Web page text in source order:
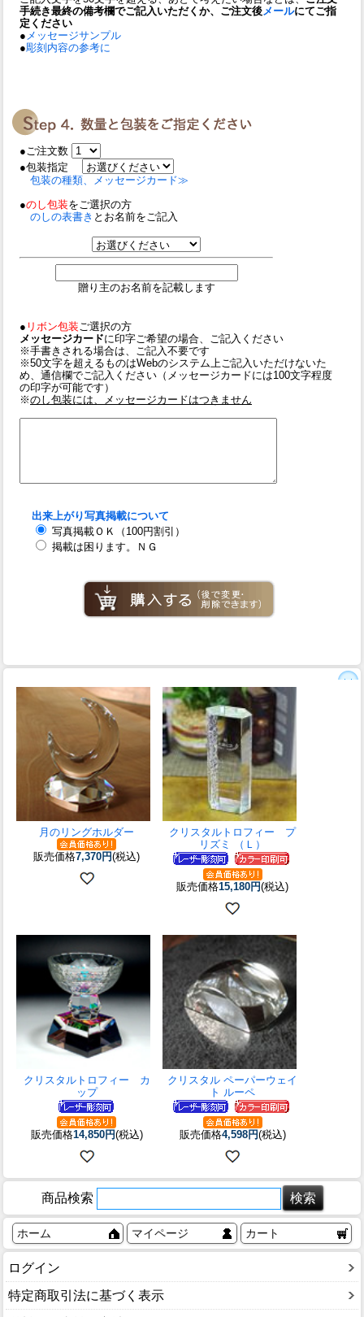
手続き最終の備考欄でご記入いただくか、ご注文後 メールにてご指
定ください
● メッセージサンプル
●彫刻内容の参考に
●ご注文数
●包装指定
包装の種類、メッセージカード≫
●のし包装をご選択の方
のしの表書き とお名前をご記入
贈り主のお名前を記載します
● リボン包装 ご選択の方
メッセージカードに印字ご希望の場合、ご記入ください
※手書きされる場合は、ご記入不要です
※50文字を超えるものはWebのシステム上ご記入いただけないた
め、通信欄でご記入ください（メッセージカードには100文字程度
の印字が可能です）
※のし包装には、メッセージカードはつきません
出来上がり写真掲載について
写真掲載ＯＫ（100円割引）
掲載は困ります。ＮＧ
月のリングホルダー
販売価格7,370円(税込)
クリスタルトロフィー プ
リズミ （Ｌ）
販売価格15,180円(税込)
クリスタルトロフィー カ
ップ
販売価格14,850円(税込)
クリスタル ペーパーウェイ
ト ルーペ
販売価格4,598円(税込)
商品検索
ホーム マイページ カート
ログイン
特定商取引法に基づく表示